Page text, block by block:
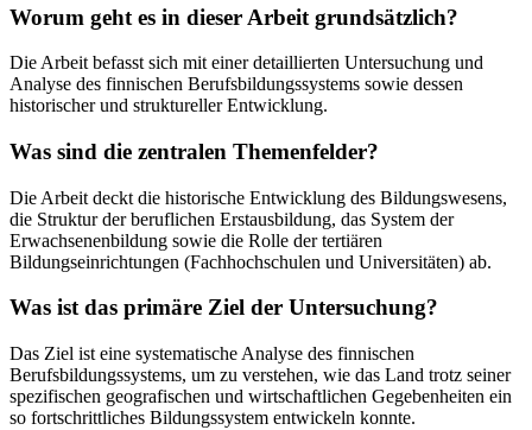
Worum geht es in dieser Arbeit grundsätzlich?
Die Arbeit befasst sich mit einer detaillierten Untersuchung und
Analyse des finnischen Berufsbildungssystems sowie dessen
historischer und struktureller Entwicklung.
Was sind die zentralen Themenfelder?
Die Arbeit deckt die historische Entwicklung des Bildungswesens,
die Struktur der beruflichen Erstausbildung, das System der
Erwachsenenbildung sowie die Rolle der tertiären
Bildungseinrichtungen (Fachhochschulen und Universitäten) ab.
Was ist das primäre Ziel der Untersuchung?
Das Ziel ist eine systematische Analyse des finnischen
Berufsbildungssystems, um zu verstehen, wie das Land trotz seiner
spezifischen geografischen und wirtschaftlichen Gegebenheiten ein
so fortschrittliches Bildungssystem entwickeln konnte.